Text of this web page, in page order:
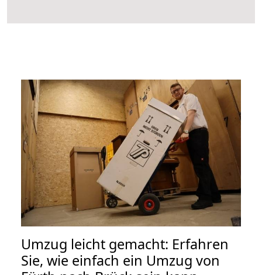
Umzug leicht gemacht: Erfahren
Sie, wie einfach ein Umzug von